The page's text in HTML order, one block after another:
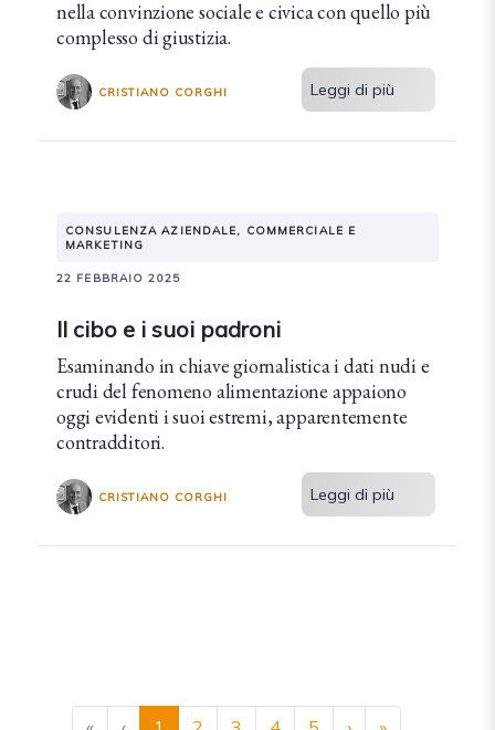
nella convinzione sociale e civica con quello più
complesso di giustizia.
CRISTIANO CORGHI Leggi di più
CONSULENZA AZIENDALE, COMMERCIALE E
MARKETING
22 FEBBRAIO 2025
Il cibo e i suoi padroni
Esaminando in chiave giornalistica i dati nudi e
crudi del fenomeno alimentazione appaiono
oggi evidenti i suoi estremi, apparentemente
contradditori.
CRISTIANO CORGHI Leggi di più